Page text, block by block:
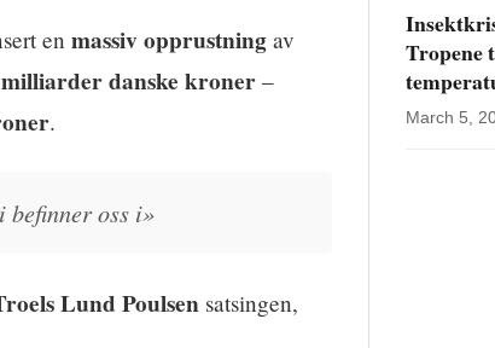
en massiv opprustning av
danske kroner –
.
befinner oss i»
Lund Poulsen satsingen,
Tropene
March 5,